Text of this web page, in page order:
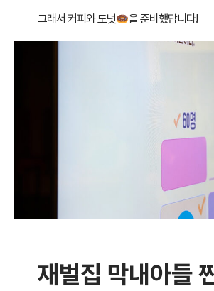
그래서 커피와 도넛 을 준비했답니다!
재벌집 막내아들